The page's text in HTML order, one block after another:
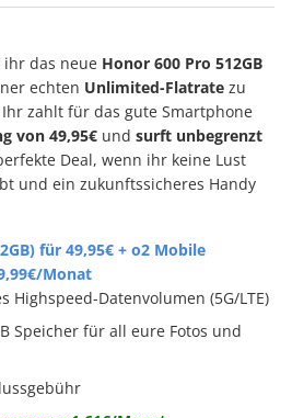
ihr das neue Honor 600 Pro 512GB
echten Unlimited-Flatrate zu
zahlt für das gute Smartphone
von 49,95€ und surft unbegrenzt
Deal, wenn ihr keine Lust
und ein zukunftssicheres Handy
für 49,95€ + o2 Mobile
Monat
Highspeed-Datenvolumen (5G/LTE)
Speicher für all eure Fotos und